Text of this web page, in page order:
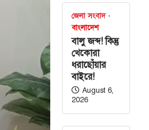
জেলা সংবাদ
বাংলাদেশ
বালু জব্দ! কিন্তু
খেকোরা
ধরাছোঁয়ার
বাইরে!
August 6,
2026